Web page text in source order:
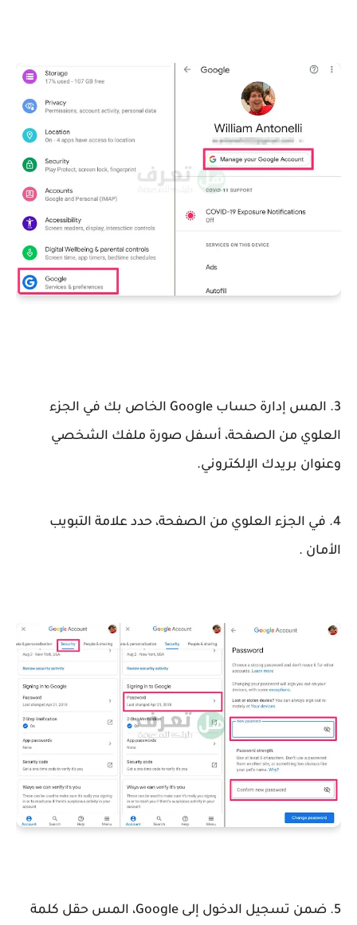
3. المس إدارة حساب Google الخاص بك في الجزء
العلوي من الصفحة، أسفل صورة ملفك الشخصي
وعنوان بريدك الإلكتروني.
4. في الجزء العلوي من الصفحة، حدد علامة التبويب
الأمان .
5. ضمن تسجيل الدخول إلى Google، المس حقل كلمة